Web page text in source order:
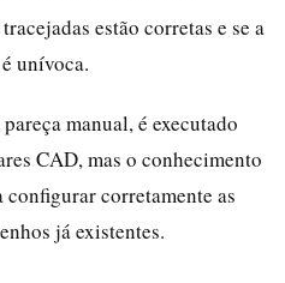
estão corretas e se a
unívoca.
manual, é executado
CAD, mas o conhecimento
corretamente as
já existentes.